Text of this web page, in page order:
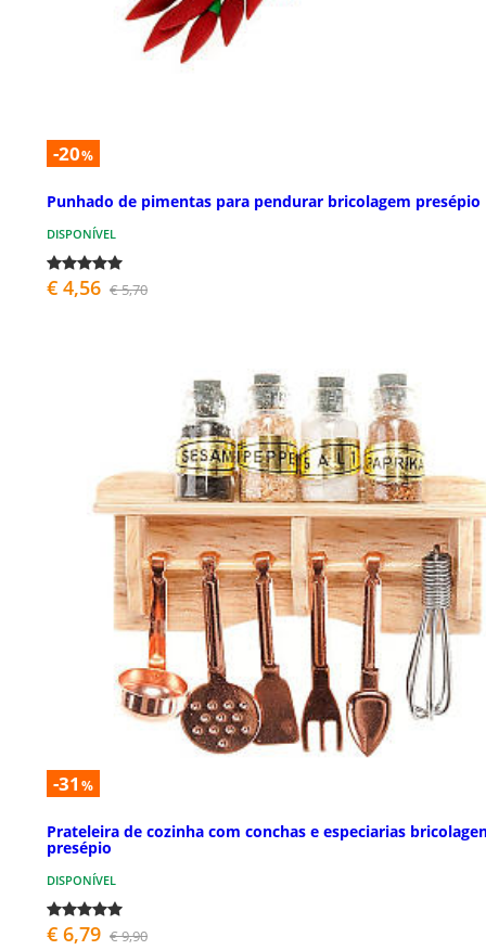
-20%
Punhado de pimentas para pendurar bricolagem presépio
DISPONÍVEL
€ 4,56 € 5,70
-31 %
Prateleira de cozinha com conchas e especiarias
presépio
DISPONÍVEL
€ 6,79 € 9,90